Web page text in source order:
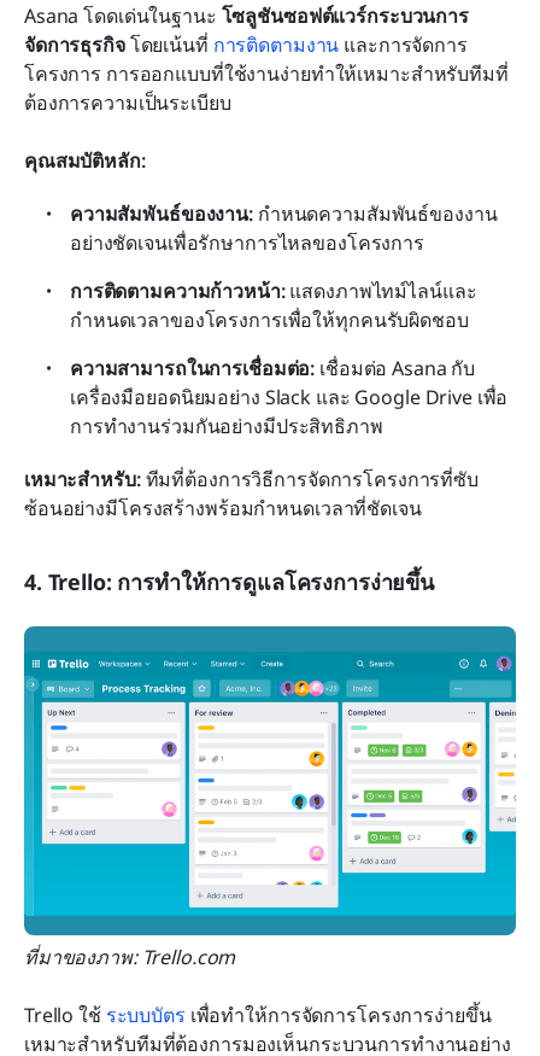
Asana โดดเด่นในฐานะ โซลูชันซอฟต์แวร์กระบวนการ
จัดการธุรกิจ โดยเน้นที่ การติดตามงาน และการจัดการ
โครงการ การออกแบบที่ใช้งานง่ายทำให้เหมาะสำหรับทีมที่
ต้องการความเป็นระเบียบ
คุณสมบัติหลัก:
ความสัมพันธ์ของงาน: กำหนดความสัมพันธ์ของงาน
อย่างชัดเจนเพื่อรักษาการไหลของโครงการ
การติดตามความก้าวหน้า: แสดงภาพไทม์ไลน์และ
กำหนดเวลาของโครงการเพื่อให้ทุกคนรับผิดชอบ
ความสามารถในการเชื่อมต่อ: เชื่อมต่อ Asana กับ
เครื่องมือยอดนิยมอย่าง Slack และ Google Drive เพื่อ
การทำงานร่วมกันอย่างมีประสิทธิภาพ
เหมาะสำหรับ: ทีมที่ต้องการวิธีการจัดการโครงการที่ซับ
ซ้อนอย่างมีโครงสร้างพร้อมกำหนดเวลาที่ชัดเจน
4. Trello: การทำให้การดูแลโครงการง่ายขึ้น
ที่มาของภาพ: Trello.com
Trello ใช้ ระบบบัตร เพื่อทำให้การจัดการโครงการง่ายขึ้น
เหมาะสำหรับทีมที่ต้องการมองเห็นกระบวนการทำงานอย่าง